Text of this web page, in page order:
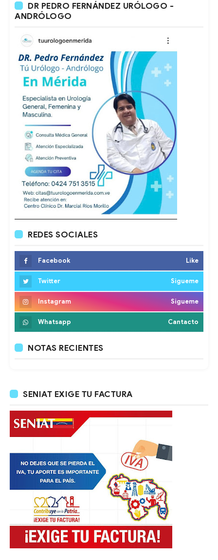
DR PEDRO FERNÁNDEZ URÓLOGO -
ANDRÓLOGO
REDES SOCIALES
Facebook Like
Twitter Sigueme
Instagram Sigueme
Whatsapp Cantacto
NOTAS RECIENTES
SENIAT EXIGE TU FACTURA